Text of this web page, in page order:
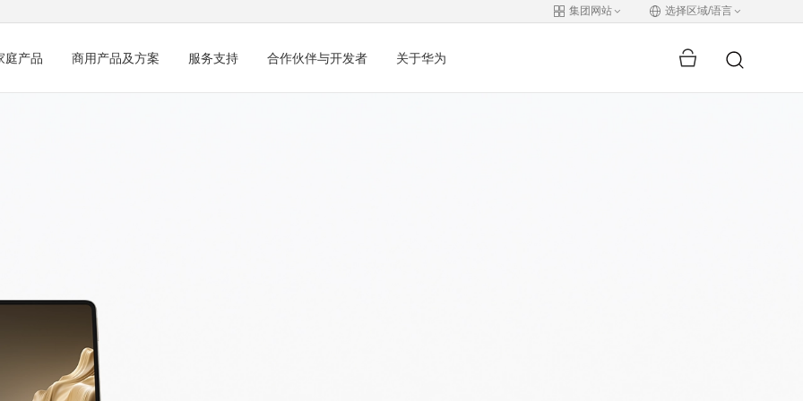
集团网站 选择区域/语言
庭产品 商用产品及方案 服务支持 合作伙伴与开发者 关于华为